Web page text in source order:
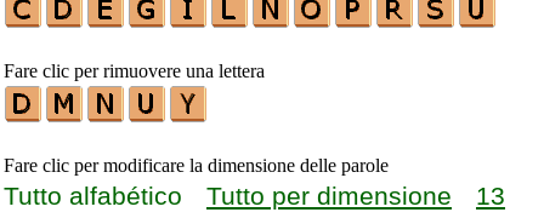
Fare clic per rimuovere una lettera
Fare clic per modificare la dimensione delle parole
Tutto alfabético Tutto per dimensione
13